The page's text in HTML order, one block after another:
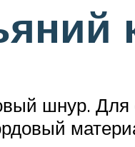
шнур. Для